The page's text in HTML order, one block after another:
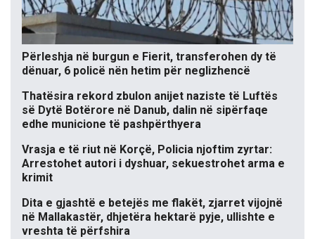
Përleshja në burgun e Fierit, transferohen dy të
dënuar, 6 policë nën hetim për neglizhencë
Thatësira rekord zbulon anijet naziste të Luftës
së Dytë Botërore në Danub, dalin në sipërfaqe
edhe municione të pashpërthyera
Vrasja e të riut në Korçë, Policia njoftim zyrtar:
Arrestohet autori i dyshuar, sekuestrohet arma e
krimit
Dita e gjashtë e betejës me flakët, zjarret vijojnë
në Mallakastër, dhjetëra hektarë pyje, ullishte e
vreshta të përfshira